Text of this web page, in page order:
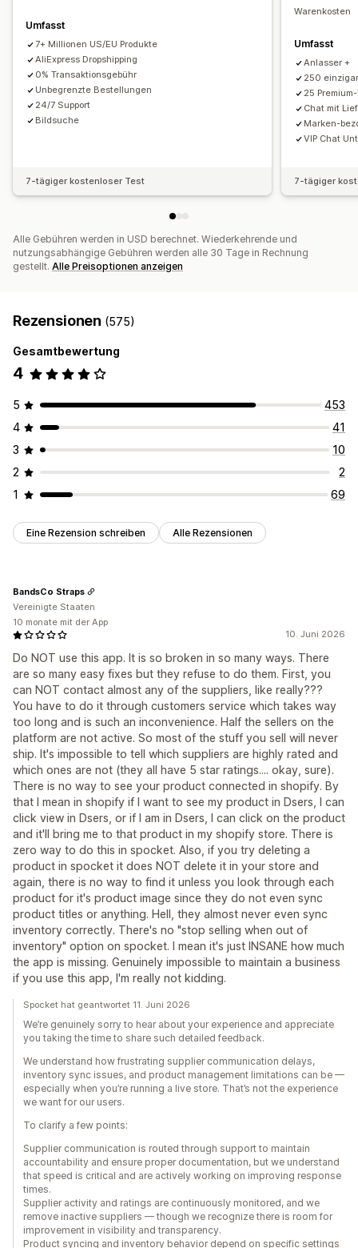
Vereinigte Arabische Emirate
Vereinigtes Königreich Österreich
Benutzerdefinierter Versand
Umweltfreundlicher Versand
Globales Fulfillment Multiversand
Updates in Echtzeit
Inklusive Preisgestaltung
Nachverfolgung von Bestellungen
Umfasst
7+ Millionen US/EU Produkte
AliExpress Dropshipping
0% Transaktionsgebühr
Unbegrenzte Bestellungen
24/7 Support
Bildsuche
7-tägiger kostenloser Test
Warenkosten
Umfasst
Anlasser +
250
25
Chat mit
Marken-
VIP Chat
7-tägiger
Alle Gebühren werden in USD berechnet. Wiederkehrende und
nutzungsabhängige Gebühren werden alle 30 Tage in Rechnung
gestellt. Alle Preisoptionen anzeigen
Rezensionen (575)
Gesamtbewertung
4
5
453
4
41
3
10
2
2
1
69
Eine Rezension schreiben Alle Rezensionen
10. Juni 2026
Do NOT use this app. It is so broken in so many ways. There
are so many easy fixes but they refuse to do them. First, you
can NOT contact almost any of the suppliers, like really???
You have to do it through customers service which takes way
too long and is such an inconvenience. Half the sellers on the
platform are not active. So most of the stuff you sell will never
ship. It's impossible to tell which suppliers are highly rated and
which ones are not (they all have 5 star ratings.... okay, sure).
There is no way to see your product connected in shopify. By
that I mean in shopify if I want to see my product in Dsers, I can
click view in Dsers, or if I am in Dsers, I can click on the product
and it'll bring me to that product in my shopify store. There is
zero way to do this in spocket. Also, if you try deleting a
product in spocket it does NOT delete it in your store and
again, there is no way to find it unless you look through each
product for it's product image since they do not even sync
product titles or anything. Hell, they almost never even sync
inventory correctly. There's no "stop selling when out of
inventory" option on spocket. I mean it's just INSANE how much
the app is missing. Genuinely impossible to maintain a business
if you use this app, I'm really not kidding.
BandsCo Straps
Vereinigte Staaten
10 monate mit der App
Spocket hat geantwortet 11. Juni 2026
We’re genuinely sorry to hear about your experience and appreciate
you taking the time to share such detailed feedback.
We understand how frustrating supplier communication delays,
inventory sync issues, and product management limitations can be —
especially when you’re running a live store. That’s not the experience
we want for our users.
To clarify a few points:
Supplier communication is routed through support to maintain
accountability and ensure proper documentation, but we understand
that speed is critical and are actively working on improving response
times.
Supplier activity and ratings are continuously monitored, and we
remove inactive suppliers — though we recognize there is room for
improvement in visibility and transparency.
Product syncing and inventory behavior depend on specific settings